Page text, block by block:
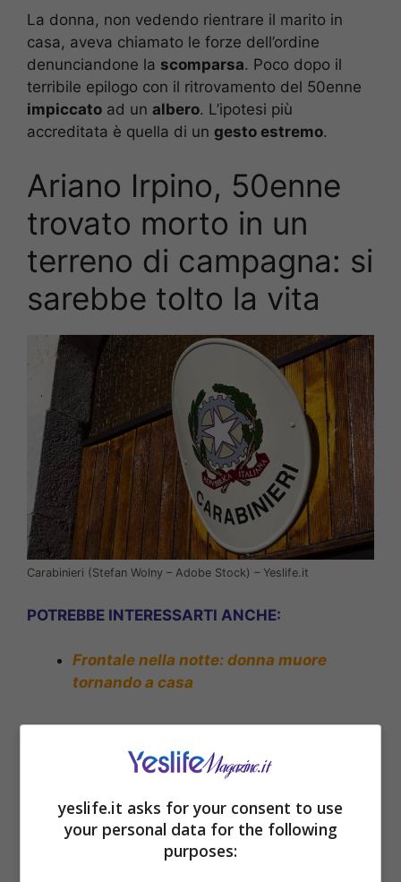
La donna, non vedendo rientrare il marito in
casa, aveva chiamato le forze dell’ordine
denunciandone la scomparsa. Poco dopo il
terribile epilogo con il ritrovamento del 50enne
impiccato ad un albero. L’ipotesi più
accreditata è quella di un gesto estremo.
Ariano Irpino, 50enne
trovato morto in un
terreno di campagna: si
sarebbe tolto la vita
Carabinieri (Stefan Wolny – Adobe Stock) – Yeslife.it
POTREBBE INTERESSARTI ANCHE:
Frontale nella notte: donna muore
tornando a casa
yeslife.it asks for your consent to use
your personal data for the following
purposes: